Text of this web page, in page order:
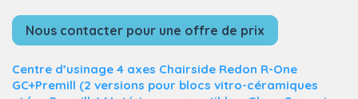
Nous contacter pour une offre de prix
Centre d’usinage 4 axes Chairside Redon R-One
GC+Premill (2 versions pour blocs vitro-céramiques